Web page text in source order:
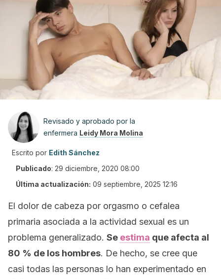
Revisado y aprobado por la
enfermera Leidy Mora Molina
Escrito por Edith Sánchez
Publicado: 29 diciembre, 2020 08:00
Última actualización: 09 septiembre, 2025 12:16
El dolor de cabeza por orgasmo o cefalea
primaria asociada a la actividad sexual es un
problema generalizado. Se estima que afecta al
80 % de los hombres. De hecho, se cree que
casi todas las personas lo han experimentado en